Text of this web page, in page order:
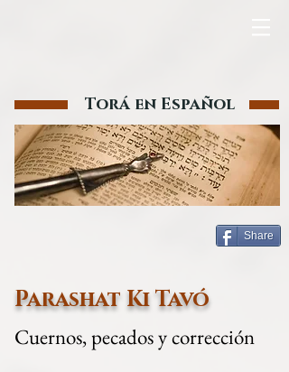
Share
Torá en Español
Parashat Ki Tavó
Cuernos, pecados y corrección